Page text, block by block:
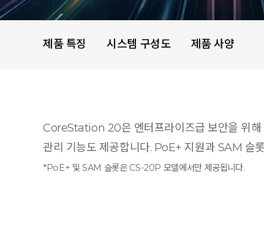
제품 특징 시스템 구성도 제품 사양
CoreStation 20은 엔터프라이즈급 보안을 위해
관리 기능도 제공합니다. PoE+ 지원과 SAM 슬
*PoE+ 및 SAM 슬롯은 CS-20P 모델에서만 제공됩니다.